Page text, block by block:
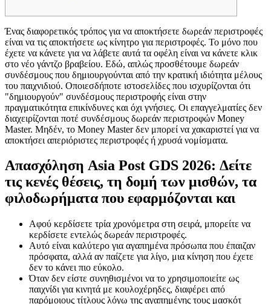
Ένας διαφορετικός τρόπος για να αποκτήσετε δωρεάν περιστροφές
είναι να τις αποκτήσετε ως κίνητρο για περιστροφές. Το μόνο που
έχετε να κάνετε για να λάβετε αυτά τα οφέλη είναι να κάνετε κλικ
στο νέο γάντζο βραβείου. Εδώ, απλώς προσθέτουμε δωρεάν
συνδέσμους που δημιουργούνται από την κρατική ιδιότητα μέλους
του παιχνιδιού. Οποιεσδήποτε ιστοσελίδες που ισχυρίζονται ότι
"δημιουργούν" συνδέσμους περιστροφής είναι στην
πραγματικότητα επικίνδυνες και όχι γνήσιες. Οι επαγγελματίες δεν
διαχειρίζονται ποτέ συνδέσμους δωρεάν περιστροφών Money
Master. Μηδέν, το Money Master δεν μπορεί να χακαριστεί για να
αποκτήσει απεριόριστες περιστροφές ή χρυσά νομίσματα.
Απασχόληση Asia Post GDS 2026: Δείτε
τις κενές θέσεις, τη δομή των μισθών, τα
φιλοδωρήματα που εφαρμόζονται και
Αφού κερδίσετε τρία χρονόμετρα στη σειρά, μπορείτε να
κερδίσετε εντελώς δωρεάν περιστροφές.
Αυτό είναι καλύτερο για αγαπημένα πρόσωπα που έπαιζαν
πρόσφατα, αλλά αν παίζετε για λίγο, μια κίνηση που έχετε
δεν το κάνει πιο εύκολο.
Όταν δεν είστε συνηθισμένοι να το χρησιμοποιείτε ως
παιχνίδι για κινητά με κουλοχέρηδες, διαφέρει από
παρόμοιους τίτλους λόγω της αγαπημένης τους μασκότ